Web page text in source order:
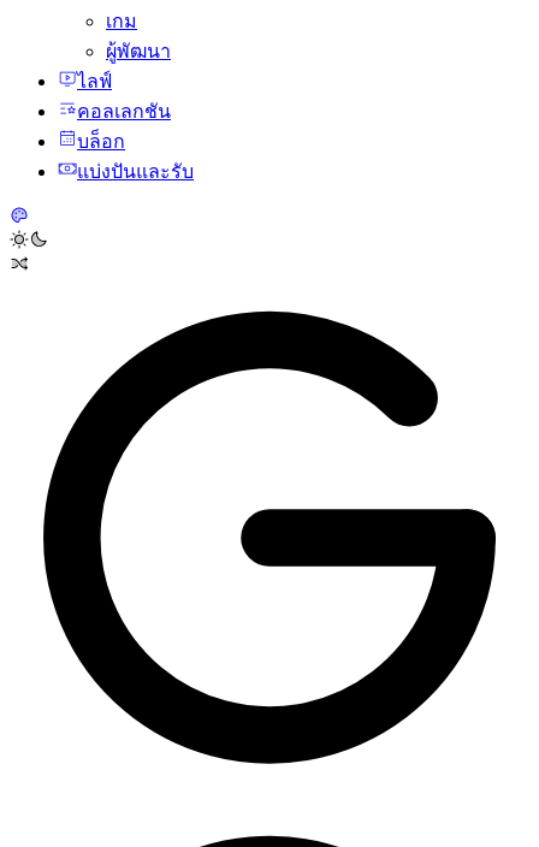
เกม
ผู้พัฒนา
ไลฟ์
คอลเลกชัน
บล็อก
แบ่งปันและรับ